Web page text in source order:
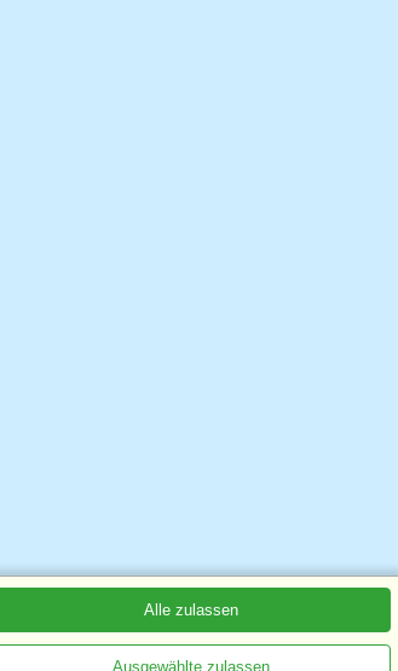
Alle zulassen
Ausgewählte zulassen